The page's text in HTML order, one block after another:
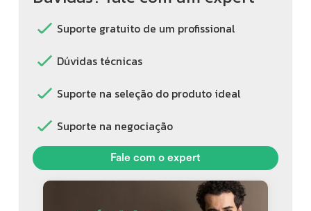
Suporte gratuito de um profissional
Dúvidas técnicas
Suporte na seleção do produto ideal
Suporte na negociação
Fale com o expert